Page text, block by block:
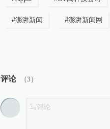
#澎湃新闻 #澎湃新闻网
评论 （3）